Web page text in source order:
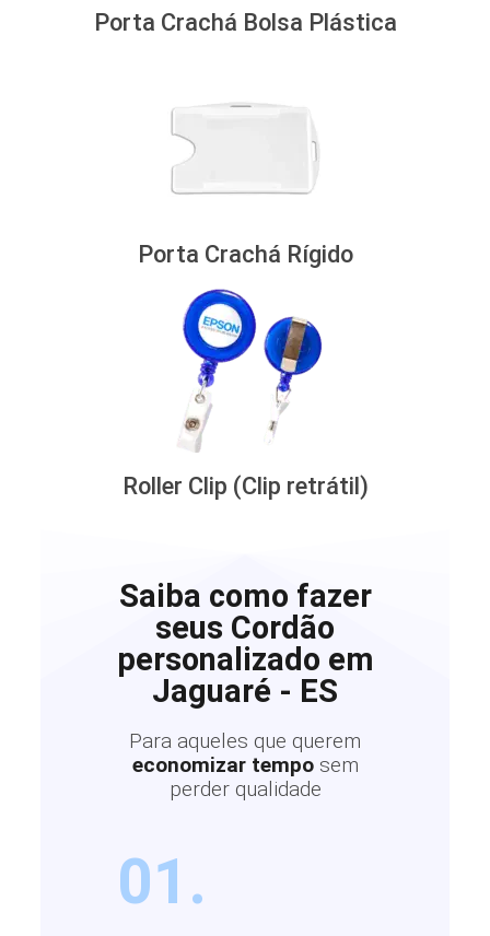
Porta Crachá Bolsa Plástica
Porta Crachá Rígido
Roller Clip (Clip retrátil)
Saiba como fazer
seus Cordão
personalizado em
Jaguaré - ES
Para aqueles que querem
economizar tempo sem
perder qualidade
01.